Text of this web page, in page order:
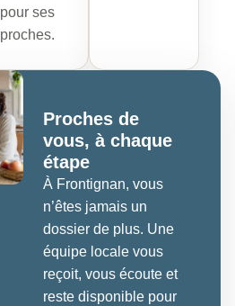
pour ses
proches.
Proches de
vous, à chaque
étape
À Frontignan, vous
n’êtes jamais un
dossier de plus. Une
équipe locale vous
reçoit, vous écoute et
reste disponible pour